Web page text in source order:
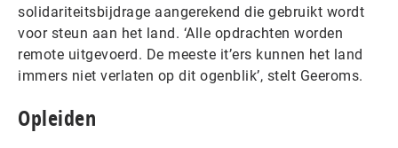
solidariteitsbijdrage aangerekend die gebruikt wordt
voor steun aan het land. ‘Alle opdrachten worden
remote uitgevoerd. De meeste it’ers kunnen het land
immers niet verlaten op dit ogenblik’, stelt Geeroms.
Opleiden